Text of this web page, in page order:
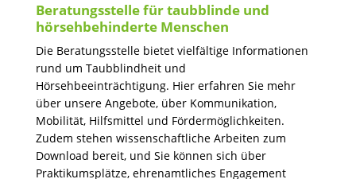
Beratungsstelle für taubblinde und
hörsehbehinderte Menschen
Die Beratungsstelle bietet vielfältige Informationen
rund um Taubblindheit und
Hörsehbeeinträchtigung. Hier erfahren Sie mehr
über unsere Angebote, über Kommunikation,
Mobilität, Hilfsmittel und Fördermöglichkeiten.
Zudem stehen wissenschaftliche Arbeiten zum
Download bereit, und Sie können sich über
Praktikumsplätze, ehrenamtliches Engagement